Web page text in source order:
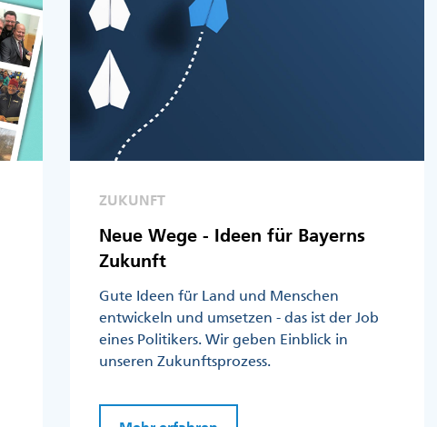
ZUKUNFT
Neue Wege - Ideen für Bayerns
Zukunft
Gute Ideen für Land und Menschen
entwickeln und umsetzen - das ist der Job
eines Politikers. Wir geben Einblick in
unseren Zukunftsprozess.